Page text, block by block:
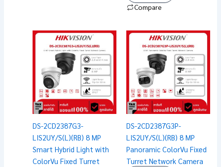
Compare
DS-2CD2387G3-
LIS2UY/S(L)(RB) 8 MP
Smart Hybrid Light with
ColorVu Fixed Turret
DS-2CD2387G3P-
LIS2UY/S(L)(RB) 8 MP
Panoramic ColorVu Fixed
Turret Network Camera